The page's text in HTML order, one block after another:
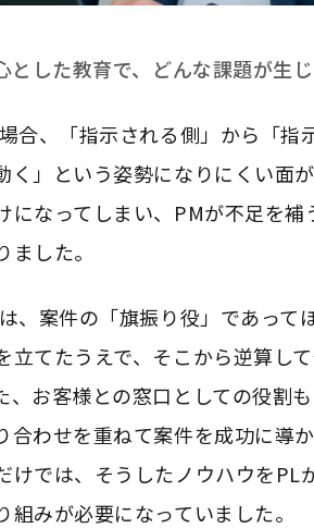
とした教育で、どんな課題が生
合、「指示される側」から「指
く」という姿勢になりにくい面
になってしまい、PMが不足を
ました。
、案件の「旗振り役」であって
立てたうえで、そこから逆算し
、お客様との窓口としての役割
合わせを重ねて案件を成功に導
けでは、そうしたノウハウをPL
組みが必要になっていました。